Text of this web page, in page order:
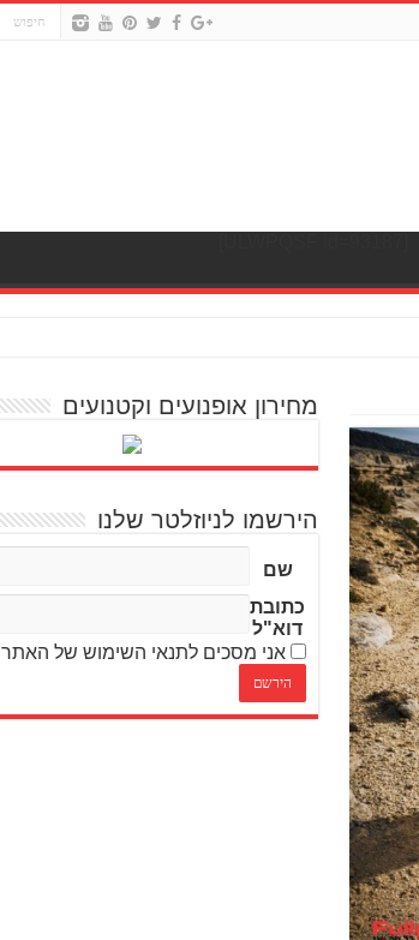
מחירון אופנועים וקטנועים
הירשמו לניוזלטר שלנו
שם
כתובת
דוא"ל
אני מסכים לתנאי השימוש של האתר